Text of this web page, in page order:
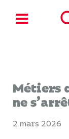
Métiers
ne
2 mars 2026